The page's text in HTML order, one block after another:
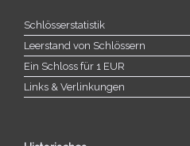
Schlösserstatistik
Leerstand von Schlössern
Ein Schloss für 1 EUR
Links & Verlinkungen